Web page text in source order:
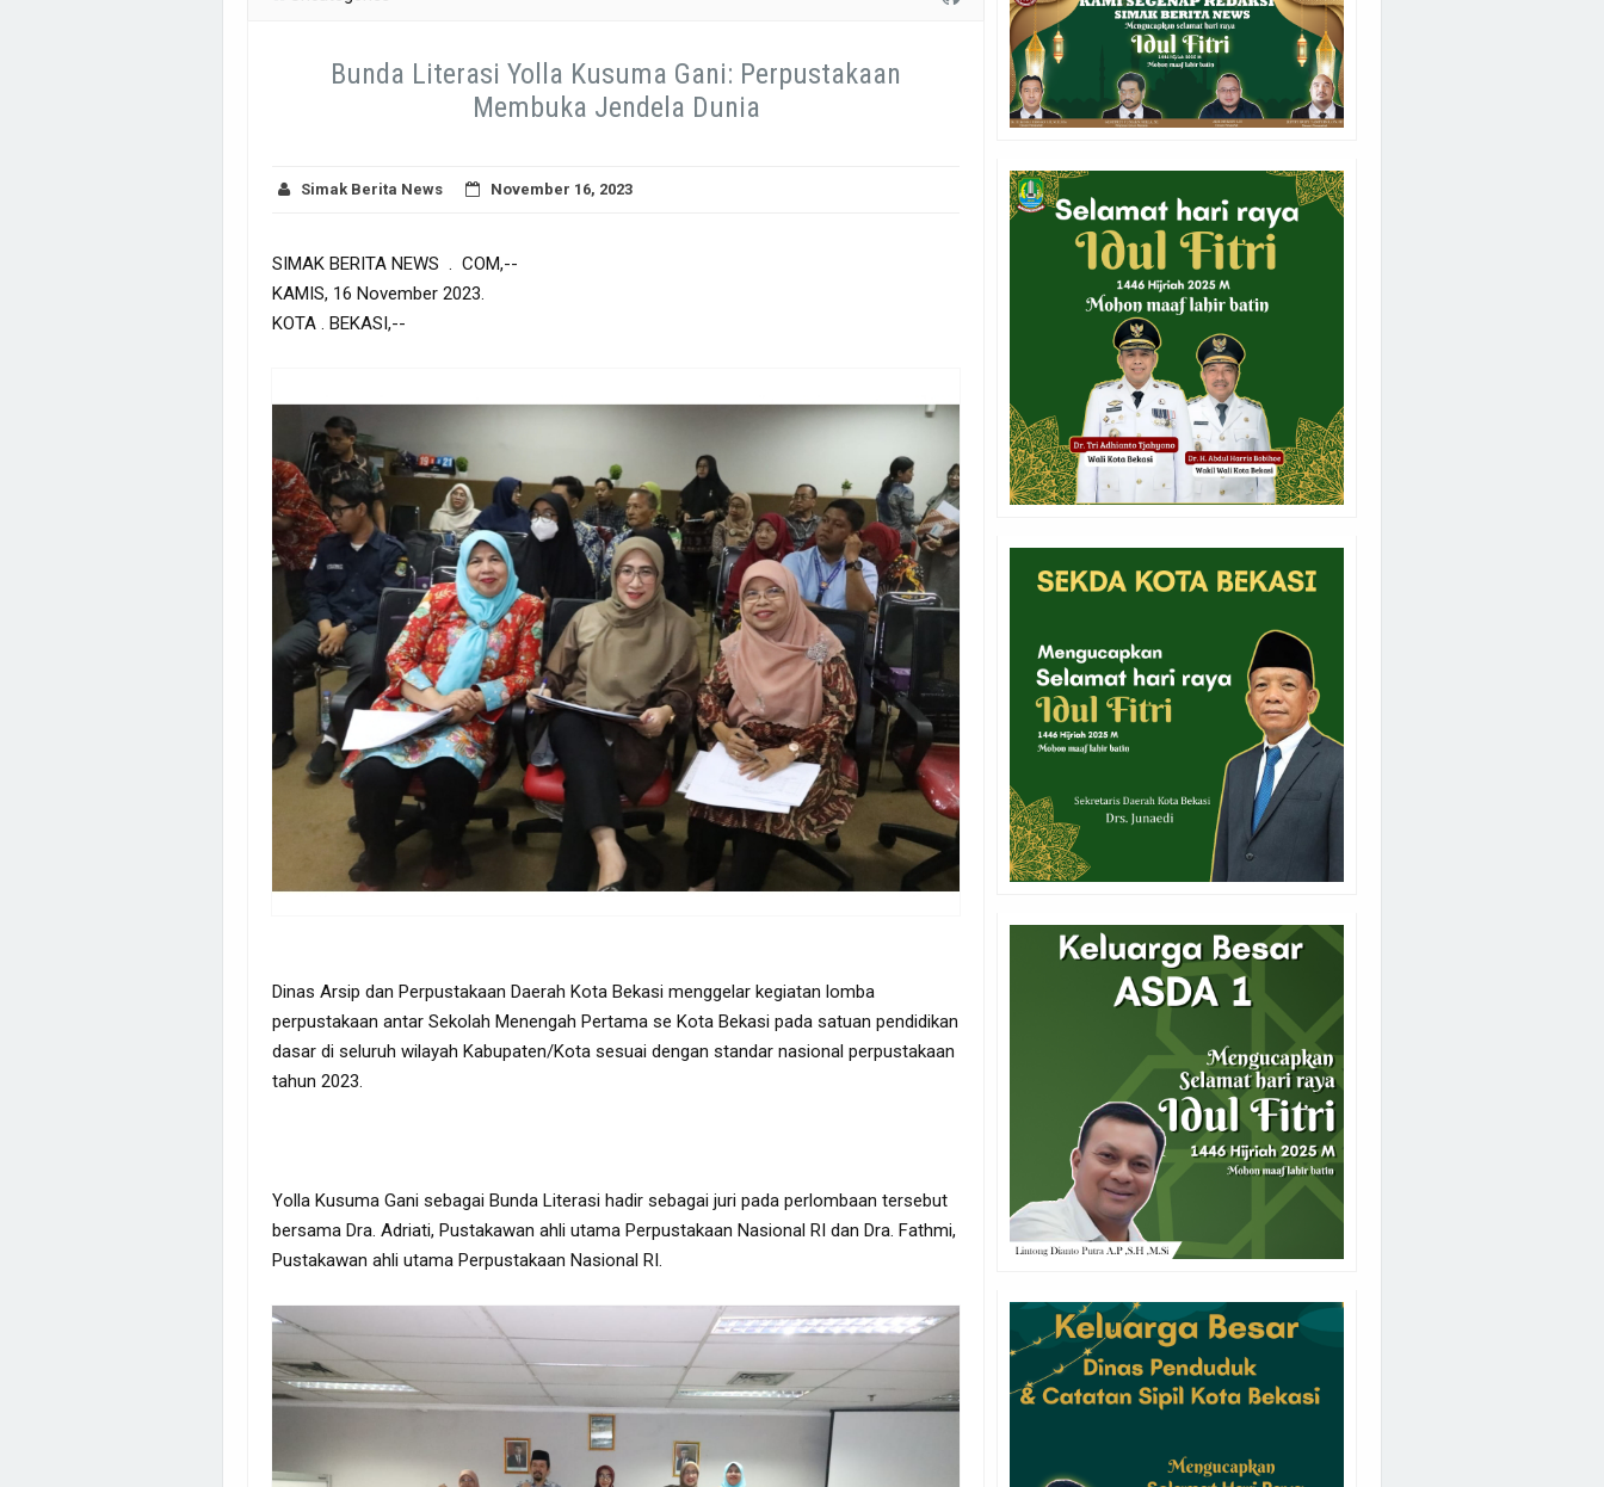
Bunda Literasi Yolla Kusuma Gani: Perpustakaan
Membuka Jendela Dunia
Simak Berita News November 16, 2023
SIMAK BERITA NEWS . COM,--
KAMIS, 16 November 2023.
KOTA . BEKASI,--
Dinas Arsip dan Perpustakaan Daerah Kota Bekasi menggelar kegiatan lomba
perpustakaan antar Sekolah Menengah Pertama se Kota Bekasi pada satuan pendidikan
dasar di seluruh wilayah Kabupaten/Kota sesuai dengan standar nasional perpustakaan
tahun 2023.
Yolla Kusuma Gani sebagai Bunda Literasi hadir sebagai juri pada perlombaan tersebut
bersama Dra. Adriati, Pustakawan ahli utama Perpustakaan Nasional RI dan Dra. Fathmi,
Pustakawan ahli utama Perpustakaan Nasional RI.